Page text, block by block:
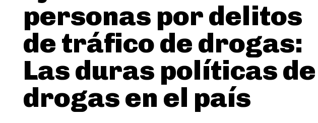
personas por delitos
de tráfico de drogas:
Las duras políticas de
drogas en el país